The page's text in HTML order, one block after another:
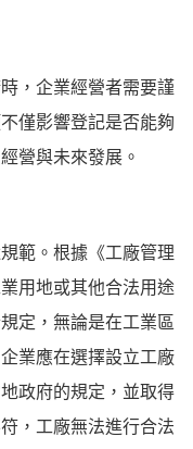
，企業經營者需要謹
僅影響登記是否能夠
營與未來發展。
範。根據《工廠管理
用地或其他合法用途
定，無論是在工業區
業應在選擇設立工廠
政府的規定，並取得
，工廠無法進行合法